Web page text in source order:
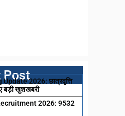
Post2026: छात्रवृत्ति
बड़ी खुशखबरी
2026: 9532